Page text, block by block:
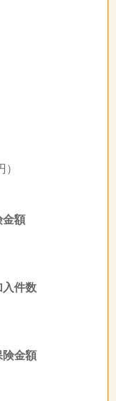
金額
入件数
険金額